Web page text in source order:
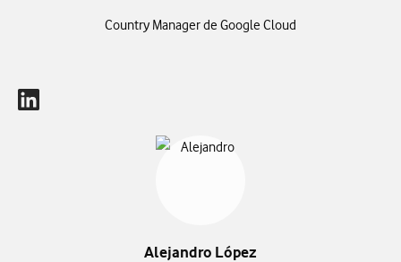
Country Manager de Google Cloud
Alejandro López